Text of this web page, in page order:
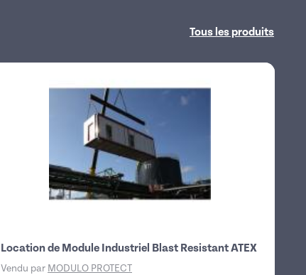
Location de Module Industriel Blast Resistant ATEX
Vendu par MODULO PROTECT
Tous les produits